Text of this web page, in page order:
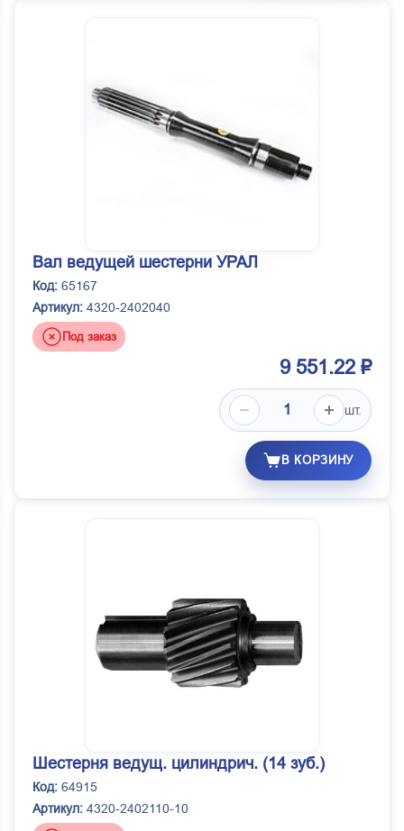
Вал ведущей шестерни УРАЛ
Код: 65167
Артикул: 4320-2402040
Под заказ
9 551.22 ₽
шт.
В КОРЗИНУ
Шестерня ведущ. цилиндрич. (14 зуб.)
Код: 64915
Артикул: 4320-2402110-10